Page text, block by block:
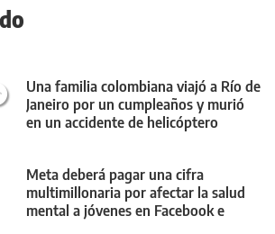
Una familia colombiana viajó a Río de
Janeiro por un cumpleaños y murió
en un accidente de helicóptero
Meta deberá pagar una cifra
multimillonaria por afectar la salud
mental a jóvenes en Facebook e